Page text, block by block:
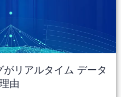
リアルタイム データ
由